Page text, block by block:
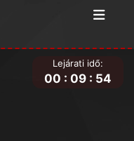
Lejárati idő:
00 : 09 : 54